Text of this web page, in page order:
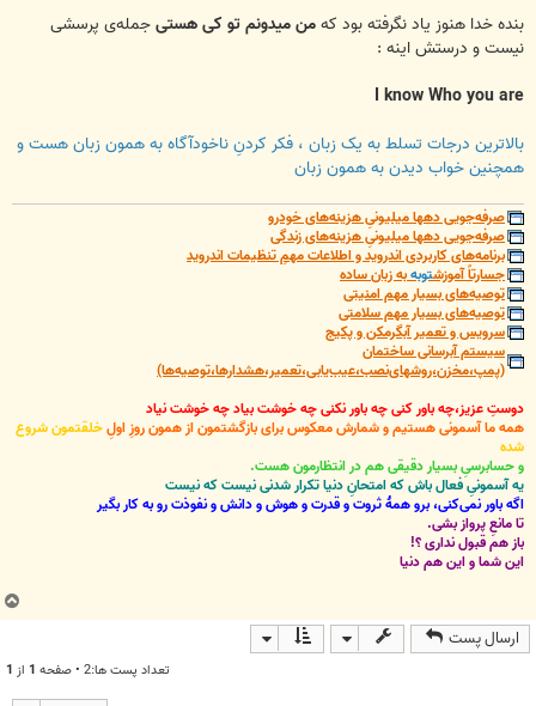
بنده خدا هنوز یاد نگرفته بود کهمن میدونم تو کی هستیجمله‌ی پرسشی
نیست و درستش اینه :
I know Who you are
بالاترین درجات تسلط به یک زبان ، فکر کردنِ ناخودآگاه به همون زبان هست و
همچنین خواب دیدن به همون زبان
صرفه‌جویی دهها میلیونیِ هزینه‌های خودرو
صرفه‌جویی دهها میلیونیِ هزینه‌های زندگی
برنامه‌های کاربردی اندروید و اطلاعات مهمِ تنظیمات اندروید
جسارتاً آموزشتوبهبه زبان ساده
توصیه‌های بسیار مهم امنیتی
توصیه‌های بسیار مهم سلامتی
سرویس و تعمیر آبگرمکن و پکیج
سیستم آبرسانی ساختمان
(پمپ،مخزن،روشهای‌نصب،عیب‌یابی،تعمیر،هشدارها،توصیه‌ها)
دوستِ عزیز،چه باور کنی چه باور نکنی چه خوشت بیاد چه خوشت نیاد
همه ما آسمونی هستیم و شمارش معکوس برای بازگشتمون از همون روزِ اولِخلقتمون شروع
شده
و حسابرسیِ بسیار دقیقی هم در انتظارمون هست.
یه آسمونیِ فعال باش که امتحانِ دنیا تکرار شدنی نیست که نیست
اگه باور نمی‌کنی، برو همۀ ثروت و قدرت و هوش و دانش و نفوذت رو به کار بگیر
تا مانعِ پرواز بشی.
باز هم قبول نداری ؟!
این شما و این هم دنیا
ارسال پست
تعداد پست ها:2 • صفحه 1 از 1